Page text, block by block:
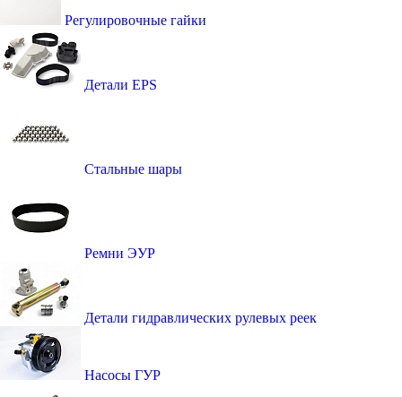
Регулировочные гайки
Детали EPS
Стальные шары
Ремни ЭУР
Детали гидравлических рулевых реек
Насосы ГУР